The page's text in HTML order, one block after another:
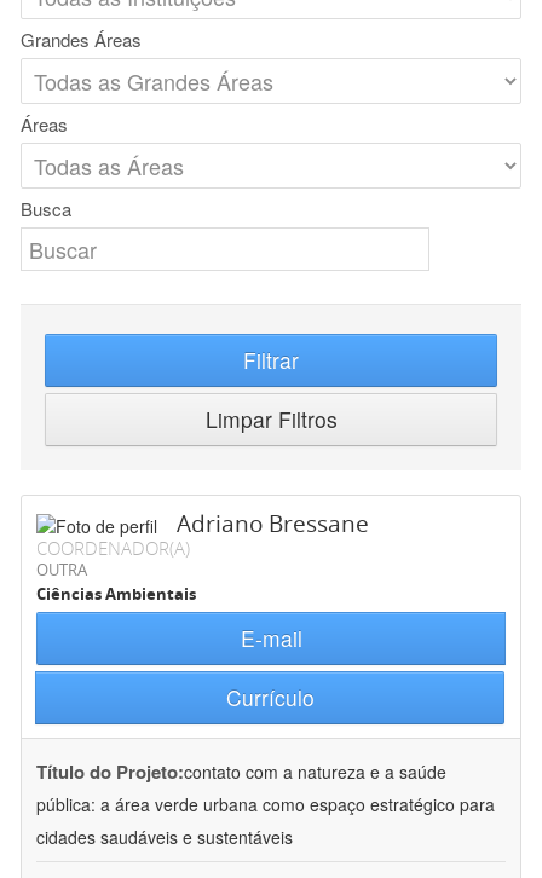
Grandes Áreas
Áreas
Busca
Filtrar
Limpar Filtros
Adriano Bressane
COORDENADOR(A)
OUTRA
Ciências Ambientais
E-mail
Currículo
Título do Projeto:contato com a natureza e a saúde
pública: a área verde urbana como espaço estratégico para
cidades saudáveis e sustentáveis